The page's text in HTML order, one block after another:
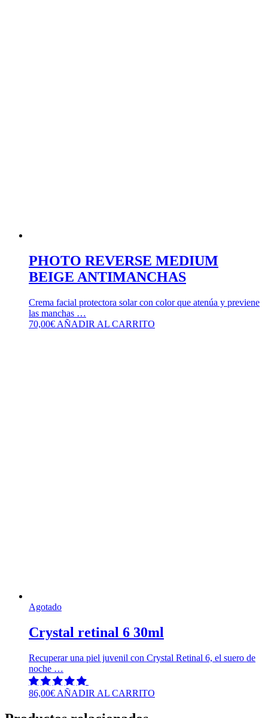
PHOTO REVERSE MEDIUM
BEIGE ANTIMANCHAS
Crema facial protectora solar con color que atenúa y previene
las manchas …
70,00€ AÑADIR AL CARRITO
Agotado
Crystal retinal 6 30ml
Recuperar una piel juvenil con Crystal Retinal 6, el suero de
noche …
86,00€ AÑADIR AL CARRITO